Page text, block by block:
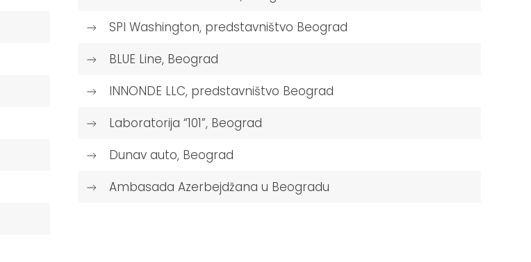
SPI Washington, predstavništvo Beograd
BLUE Line, Beograd
INNONDE LLC, predstavništvo Beograd
Laboratorija “101”, Beograd
Dunav auto, Beograd
Ambasada Azerbejdžana u Beogradu